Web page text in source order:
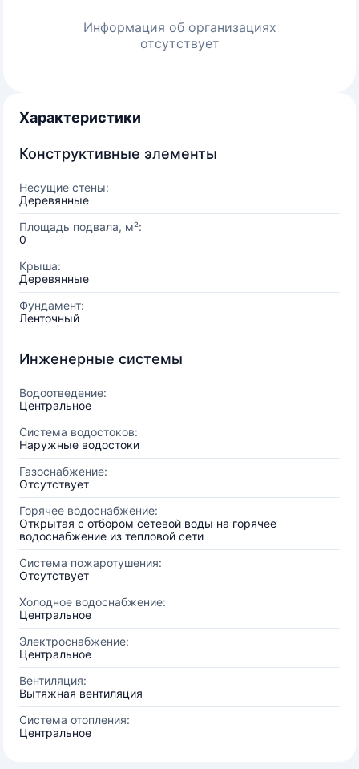
Информация об организациях
отсутствует
Характеристики
Конструктивные элементы
Несущие стены:
Деревянные
Площадь подвала, м²:
0
Крыша:
Деревянные
Фундамент:
Ленточный
Инженерные системы
Водоотведение:
Центральное
Система водостоков:
Наружные водостоки
Газоснабжение:
Отсутствует
Горячее водоснабжение:
Открытая с отбором сетевой воды на горячее
водоснабжение из тепловой сети
Система пожаротушения:
Отсутствует
Холодное водоснабжение:
Центральное
Электроснабжение:
Центральное
Вентиляция:
Вытяжная вентиляция
Система отопления:
Центральное